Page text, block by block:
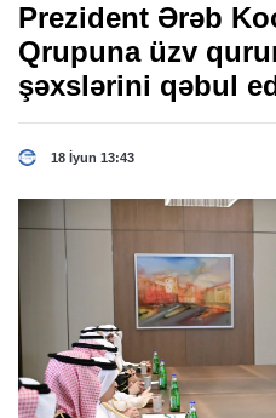
Prezident Ərəb
Qrupuna üzv
şəxslərini qəbul
18 İyun 13:43